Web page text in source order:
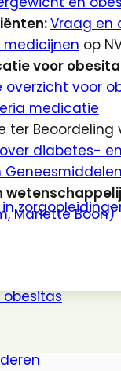
obesitas
Vraag en
op
voor
voor
medicatie
ter
diabetes-
Mariette Boon)